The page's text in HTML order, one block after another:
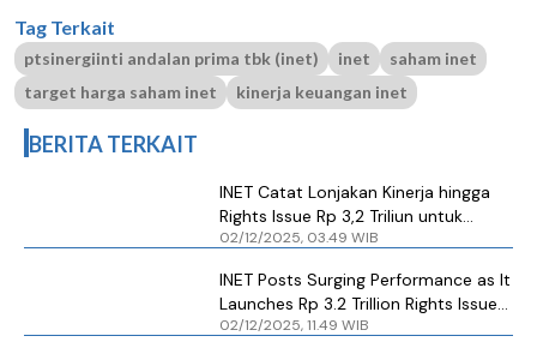
Tag Terkait
ptsinergiinti andalan prima tbk (inet) inet
saham inet
target harga saham inet
kinerja keuangan inet
BERITA TERKAIT
INET Catat Lonjakan Kinerja hingga
Rights Issue Rp 3,2 Triliun untuk
Ekspansi Digital
02/12/2025, 03.49 WIB
INET Posts Surging Performance as It
Launches Rp 3.2 Trillion Rights Issue
for Digital Expansion
02/12/2025, 11.49 WIB